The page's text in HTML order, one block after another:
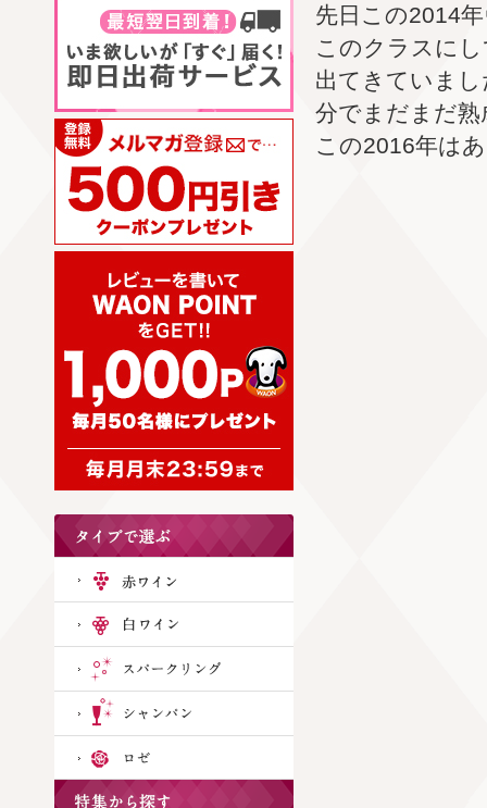
先日この2014
このクラスに
出てきていま
分でまだまだ
この2016年は